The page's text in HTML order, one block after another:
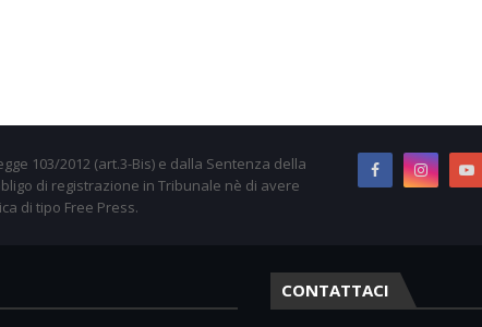
103/2012 (art.3-Bis) e dalla Sentenza della
di registrazione in Tribunale nè di avere
di tipo Free Press.
CONTATTACI